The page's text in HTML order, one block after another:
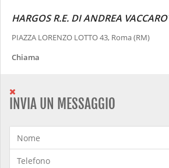
HARGOS R.E. DI ANDREA
PIAZZA LORENZO LOTTO 43, Roma (RM)
Chiama
INVIA UN MESSAGGIO